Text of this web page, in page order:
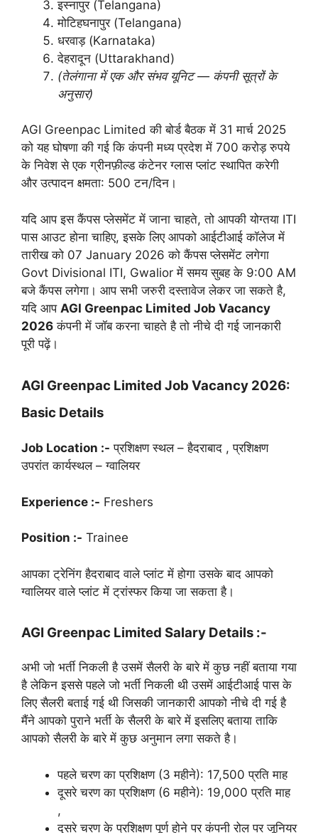
इस्नापुर (Telangana)
मोटिहघनापुर (Telangana)
धरवाड़ (Karnataka)
देहरादून (Uttarakhand)
(तेलंगाना में एक और संभव यूनिट — कंपनी सूत्रों के
अनुसार)
AGI Greenpac Limited की बोर्ड बैठक में 31 मार्च 2025
को यह घोषणा की गई कि कंपनी मध्य प्रदेश में 700 करोड़ रुपये
के निवेश से एक ग्रीनफ़ील्ड कंटेनर ग्लास प्लांट स्थापित करेगी
और उत्पादन क्षमता: 500 टन/दिन।
यदि आप इस कैंपस प्लेसमेंट में जाना चाहते, तो आपकी योग्तया ITI
पास आउट होना चाहिए, इसके लिए आपको आईटीआई कॉलेज में
तारीख को 07 January 2026 को कैंपस प्लेसमेंट लगेगा
Govt Divisional ITI, Gwalior में समय सुबह के 9:00 AM
बजे कैंपस लगेगा। आप सभी जरुरी दस्तावेज लेकर जा सकते है,
यदि आप AGI Greenpac Limited Job Vacancy
2026 कंपनी में जॉब करना चाहते है तो नीचे दी गई जानकारी
पूरी पढ़ें।
AGI Greenpac Limited Job Vacancy 2026:
Basic Details
Job Location :- प्रशिक्षण स्थल – हैदराबाद , प्रशिक्षण
उपरांत कार्यस्थल – ग्वालियर
Experience :- Freshers
Position :- Trainee
आपका ट्रेनिंग हैदराबाद वाले प्लांट में होगा उसके बाद आपको
ग्वालियर वाले प्लांट में ट्रांस्फर किया जा सकता है।
AGI Greenpac Limited Salary Details :-
अभी जो भर्ती निकली है उसमें सैलरी के बारे में कुछ नहीं बताया गया
है लेकिन इससे पहले जो भर्ती निकली थी उसमें आईटीआई पास के
लिए सैलरी बताई गई थी जिसकी जानकारी आपको नीचे दी गई है
मैंने आपको पुराने भर्ती के सैलरी के बारे में इसलिए बताया ताकि
आपको सैलरी के बारे में कुछ अनुमान लगा सकते है।
पहले चरण का प्रशिक्षण (3 महीने): 17,500 प्रति माह
दूसरे चरण का प्रशिक्षण (6 महीने): 19,000 प्रति माह
,
दूसरे चरण के प्रशिक्षण पूर्ण होने पर कंपनी रोल पर जूनियर